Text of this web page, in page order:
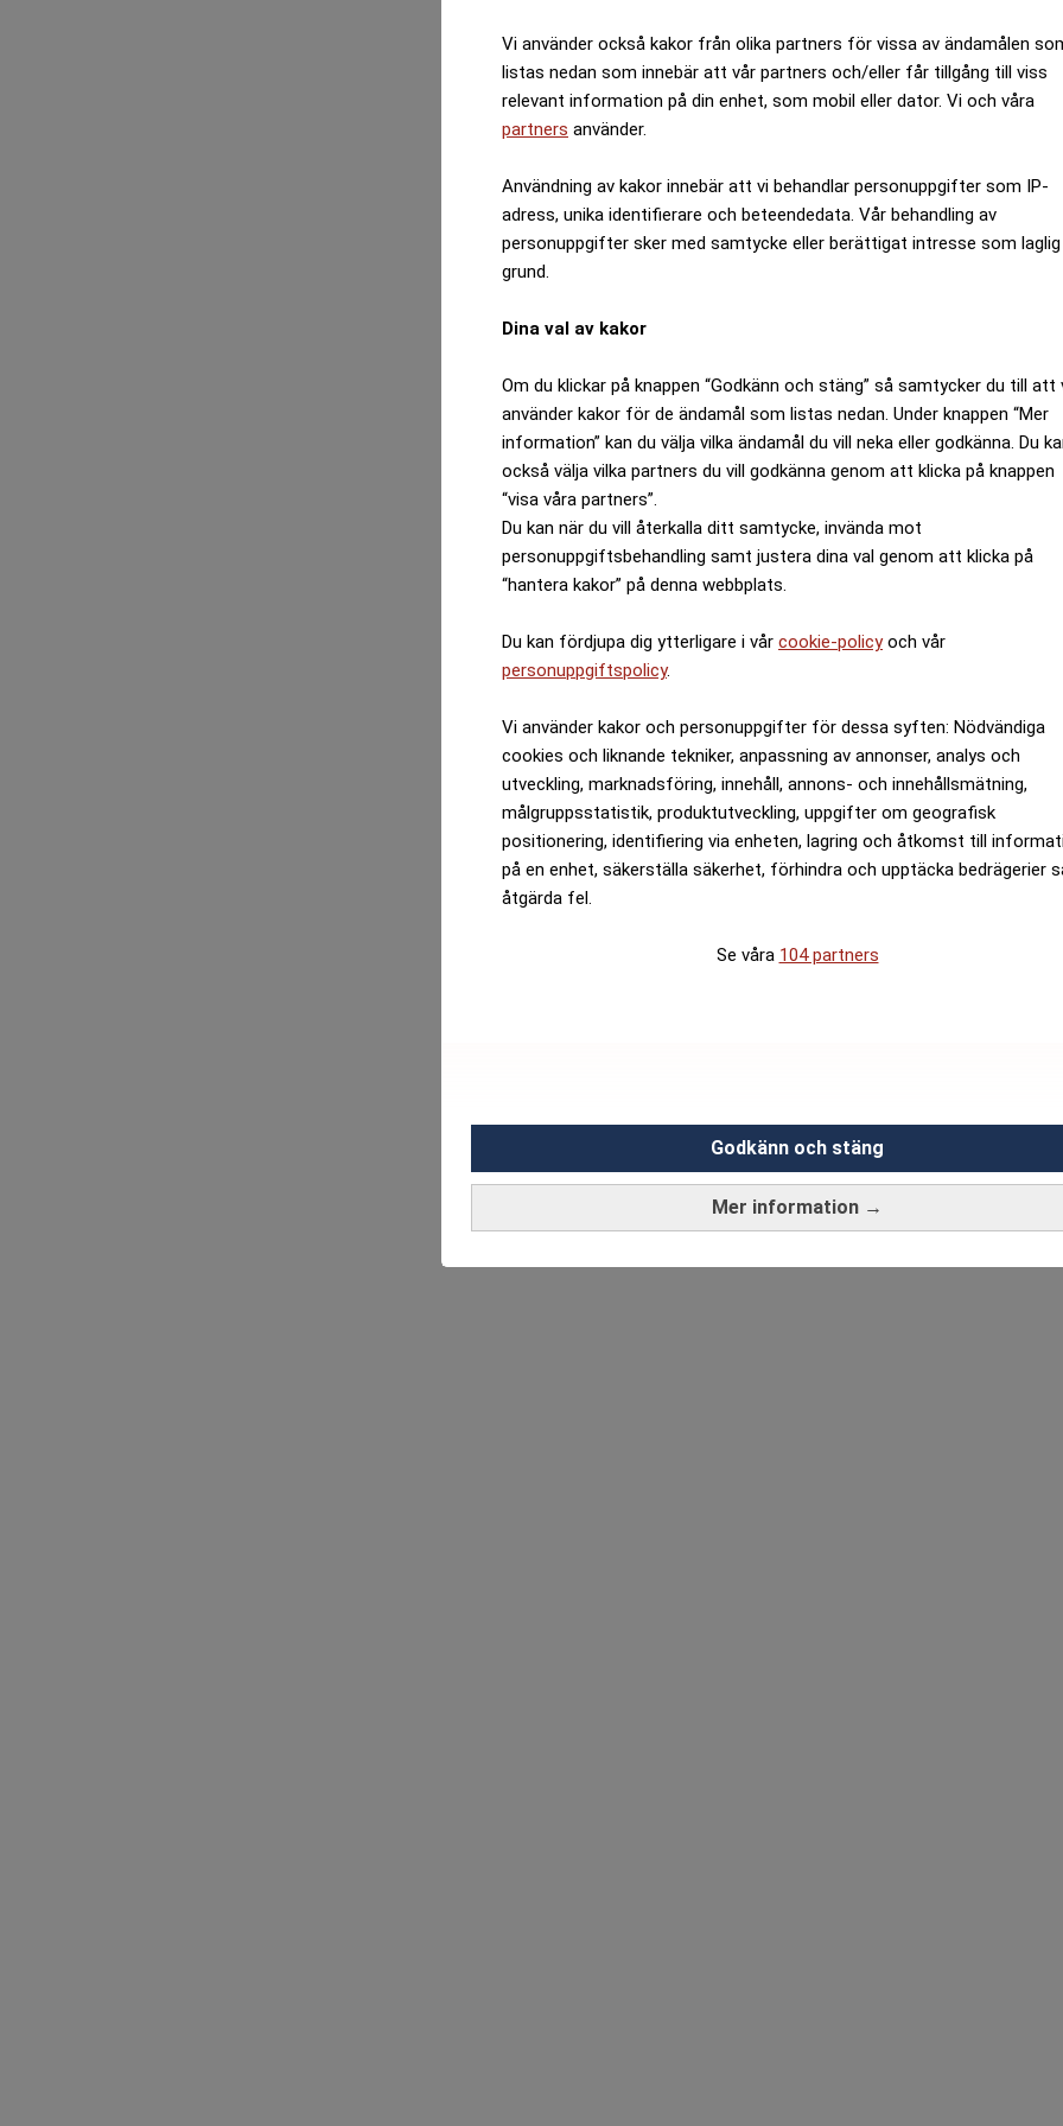
Vi använder också kakor från olika partners för vissa av ändamålen
listas nedan som innebär att vår partners och/eller får tillgång till viss
relevant information på din enhet, som mobil eller dator. Vi och våra
partners använder.
Användning av kakor innebär att vi behandlar personuppgifter som IP-
adress, unika identifierare och beteendedata. Vår behandling av
personuppgifter sker med samtycke eller berättigat intresse som laglig
grund.
Dina val av kakor
Om du klickar på knappen “Godkänn och stäng” så samtycker du till att
använder kakor för de ändamål som listas nedan. Under knappen “Mer
information” kan du välja vilka ändamål du vill neka eller godkänna. Du
också välja vilka partners du vill godkänna genom att klicka på knappen
“visa våra partners”.
Du kan när du vill återkalla ditt samtycke, invända mot
personuppgiftsbehandling samt justera dina val genom att klicka på
“hantera kakor” på denna webbplats.
Du kan fördjupa dig ytterligare i vår cookie-policyoch vår
personuppgiftspolicy.
Vi använder kakor och personuppgifter för dessa syften: Nödvändiga
cookies och liknande tekniker, anpassning av annonser, analys och
utveckling, marknadsföring, innehåll, annons- och innehållsmätning,
målgruppsstatistik, produktutveckling, uppgifter om geografisk
positionering, identifiering via enheten, lagring och åtkomst till
på en enhet, säkerställa säkerhet, förhindra och upptäcka bedrägerier
åtgärda fel.
Se våra 104 partners
Mer information →
Godkänn och stäng